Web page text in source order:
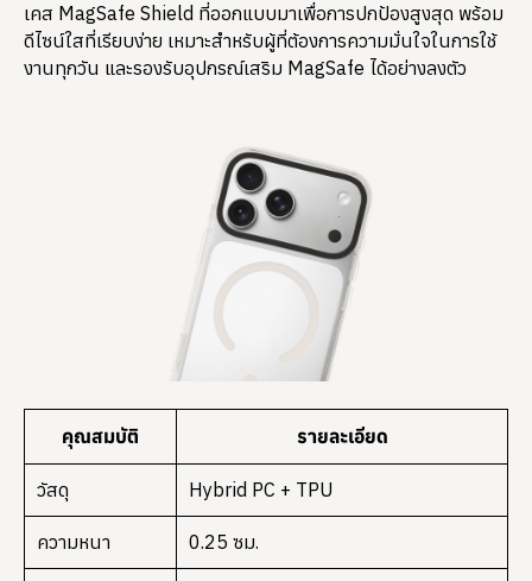
เคส MagSafe Shield ที่ออกแบบมาเพื่อการปกป้องสูงสุด พร้อม
ดีไซน์ใสที่เรียบง่าย เหมาะสำหรับผู้ที่ต้องการความมั่นใจในการใช้
งานทุกวัน และรองรับอุปกรณ์เสริม MagSafe ได้อย่างลงตัว
คุณสมบัติ รายละเอียด
วัสดุ Hybrid PC + TPU
ความหนา 0.25 ซม.